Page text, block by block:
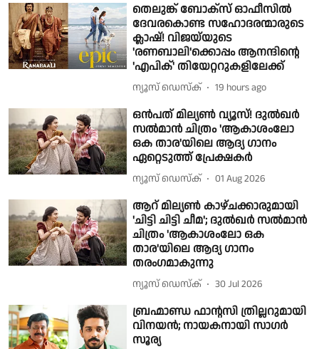
തെലുങ്ക് ബോക്സ് ഓഫീസിൽ
ദേവരകൊണ്ട സഹോദരന്മാരുടെ
ക്ലാഷ്! വിജയ്‌യുടെ
'രണബാലി'ക്കൊപ്പം ആനന്ദിന്റെ
'എപിക്' തിയേറ്ററുകളിലേക്ക്
ന്യൂസ് ഡെസ്ക് 19 hours ago
ഒൻപത് മില്യൺ വ്യൂസ്! ദുൽഖർ
സൽമാൻ ചിത്രം 'ആകാശംലോ
ഒക താര'യിലെ ആദ്യ ഗാനം
ഏറ്റെടുത്ത് പ്രേക്ഷകർ
ന്യൂസ് ഡെസ്ക് 01 Aug 2026
ആറ് മില്യൺ കാഴ്ചക്കാരുമായി
'ചിട്ടി ചിട്ടി ചീമ'; ദുൽഖർ സൽമാൻ
ചിത്രം 'ആകാശംലോ ഒക
താര'യിലെ ആദ്യ ഗാനം
തരംഗമാകുന്നു
ന്യൂസ് ഡെസ്ക് 30 Jul 2026
ബ്രഹ്മാണ്ഡ ഫാന്റസി ത്രില്ലറുമായി
വിനയൻ; നായകനായി സാഗർ
സൂര്യ